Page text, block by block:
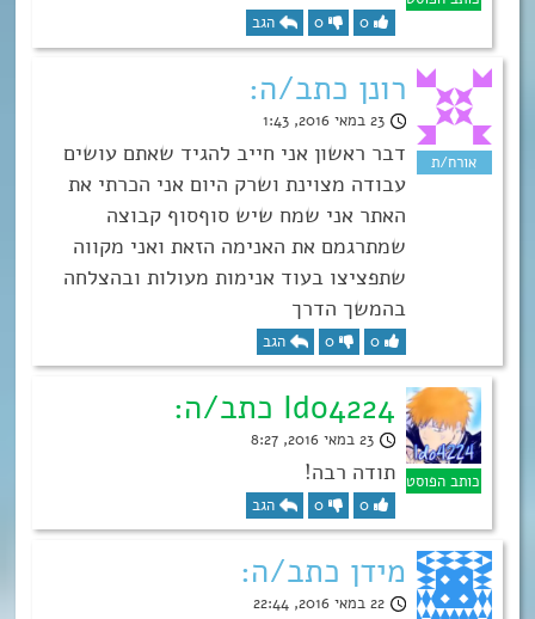
0
0 הגב
רונן כתב/ה:
23 במאי 2016, 1:43
דבר ראשון אני חייב להגיד שאתם עושים
עבודה מצוינת ושרק היום אני הכרתי את
האתר אני שמח שיש סוףסוף קבוצה
שמתרגמם את האנימה הזאת ואני מקווה
שתפציצו בעוד אנימות מעולות ובהצלחה
בהמשך הדרך
0
0 הגב
Ido4224 כתב/ה:
23 במאי 2016, 8:27
תודה רבה!
0
0 הגב
מידן כתב/ה:
22 במאי 2016, 22:44